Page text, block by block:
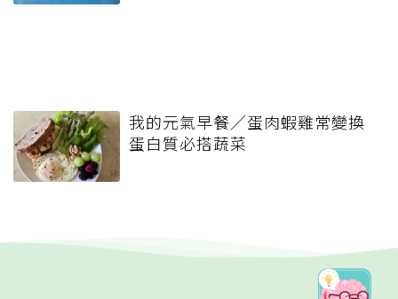
我的元氣早餐／蛋肉蝦雞常變換
蛋白質必搭蔬菜